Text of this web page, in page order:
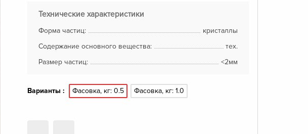
Технические характеристики
Форма частиц:
кристаллы
Содержание основного вещества:
тех.
Размер частиц:
<2мм
Варианты : Фасовка, кг: 0.5 Фасовка, кг: 1.0